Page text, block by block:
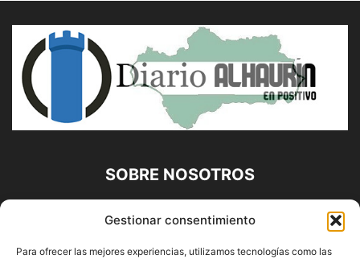
Gestionar consentimiento
Para ofrecer las mejores experiencias, utilizamos tecnologías como las
SOBRE NOSOTROS
Diario Alhaurín (www.alhaurindelatorre.com) Propiedad de
Francisco E. López López | 639 95 71 95 | Noticias de
Alhaurín de la Torre, Málaga y Provincia|